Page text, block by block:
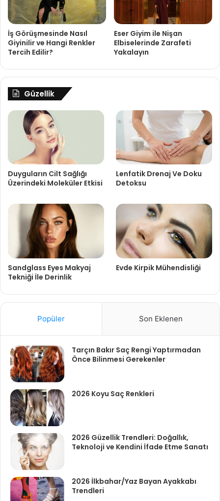
İş Görüşmesinde Nasıl
Giyinilir ve Hangi Renkler
Tercih Edilir?
Eser Giyim ile Nişan
Elbiselerinde Zarafeti
Yakalayın
Güzellik
Duyguların Cilt Sağlığı
Üzerindeki Moleküler Etkisi
Lenfatik Drenaj Ve Doku
Detoksu
Sandglass Eyes Makyaj
Tekniği İle Derinlik
Evde Kirpik Mühendisliği
Popüler Son Eklenen
Tarçın Bakır Saç Rengi Yaptırmadan
Önce Bilinmesi Gerekenler
2026 Koyu Saç Renkleri
2026 Güzellik Trendleri: Doğallık,
Teknoloji ve Kendini İfade Etme Sanatı
2026 İlkbahar/Yaz Bayan Ayakkabı
Trendleri